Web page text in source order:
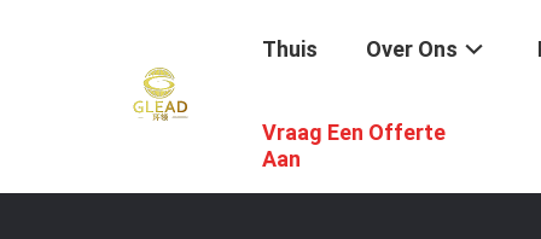
Thuis Over Ons
Vraag Een Offerte
Aan
Productielijn Bakkerij /